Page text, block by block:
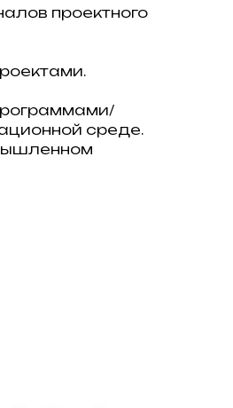
проектного
среде.